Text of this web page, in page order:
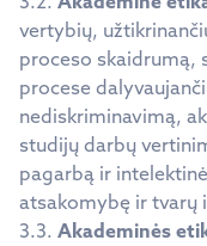
vertybių,
proceso skaidrumą,
procese
nediskriminavimą,
studijų darbų
pagarbą ir
atsakomybę ir tvarų
3.3. Akademinės